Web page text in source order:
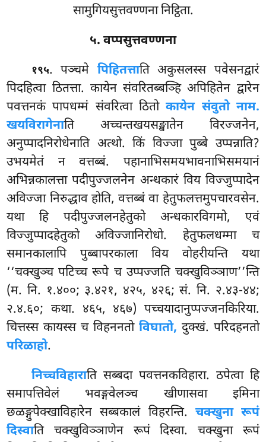
सामुगियसुत्तवण्णना निट्ठिता.
५. वप्पसुत्तवण्णना
१९५. पञ्चमे पिहितत्ताति अकुसलस्स पवेसनद्वारं
पिदहित्वा ठितत्ता. कायेन संवरितब्बञ्हि अपिहितेन द्वारेन
पवत्तनकं पापधम्मं संवरित्वा ठितोकायेन संवुतो नाम.
खयविरागेनाति अच्चन्तखयसङ्खातेन विरज्जनेन,
अनुप्पादनिरोधेनाति अत्थो. किं विज्जा पुब्बे उप्पन्नाति?
उभयमेतं न वत्तब्बं. पहानाभिसमयभावनाभिसमयानं
अभिन्नकालत्ता पदीपुज्जलनेन अन्धकारं विय विज्जुप्पादेन
अविज्जा निरुद्धाव होति, वत्तब्बं वा हेतुफलत्तमुपचारवसेन.
यथा हि पदीपुज्जलनहेतुको अन्धकारविगमो, एवं
विज्जुप्पादहेतुको अविज्जानिरोधो. हेतुफलधम्मा च
समानकालापि पुब्बापरकाला विय वोहरीयन्ति यथा
‘‘चक्खुञ्च पटिच्च रूपे च उप्पज्जति चक्खुविञ्ञाण’’न्ति
(म. नि. १.४००; ३.४२१, ४२५, ४२६; सं. नि. २.४३-४४;
२.४.६०; कथा. ४६५, ४६७) पच्चयादानुप्पज्जनकिरिया.
चित्तस्स कायस्स च विहननतो विघातो, दुक्खं. परिदहनतो
परिळाहो.
निच्चविहाराति सब्बदा पवत्तनकविहारा. ठपेत्वा हि
समापत्तिवेलं भवङ्गवेलञ्च खीणासवा इमिना
छळङ्गुपेक्खाविहारेन सब्बकालं विहरन्ति. चक्खुना रूपं
दिस्वाति चक्खुविञ्ञाणेन रूपं दिस्वा. चक्खुना रूपं